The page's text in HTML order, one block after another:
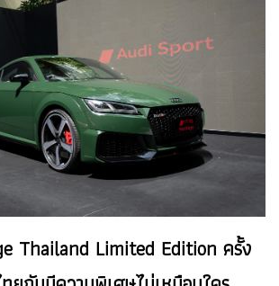
Thailand Limited Edition ครั้ง